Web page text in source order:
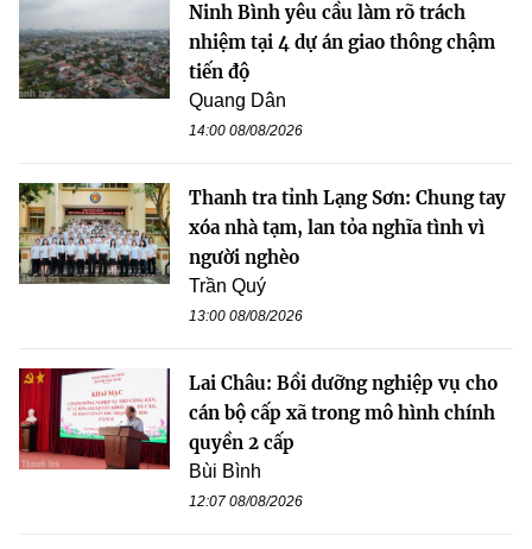
Ninh Bình yêu cầu làm rõ trách
nhiệm tại 4 dự án giao thông chậm
tiến độ
Quang Dân
14:00 08/08/2026
Thanh tra tỉnh Lạng Sơn: Chung tay
xóa nhà tạm, lan tỏa nghĩa tình vì
người nghèo
Trần Quý
13:00 08/08/2026
Lai Châu: Bồi dưỡng nghiệp vụ cho
cán bộ cấp xã trong mô hình chính
quyền 2 cấp
Bùi Bình
12:07 08/08/2026